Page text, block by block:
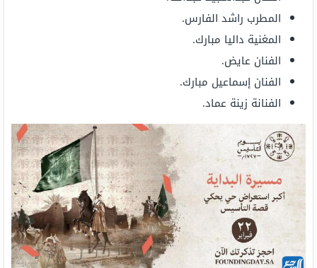
المطرب راشد الفارس.
المغنية داليا مبارك.
الفنان عايض.
الفنان إسماعيل مبارك.
الفنانة زينة عماد.